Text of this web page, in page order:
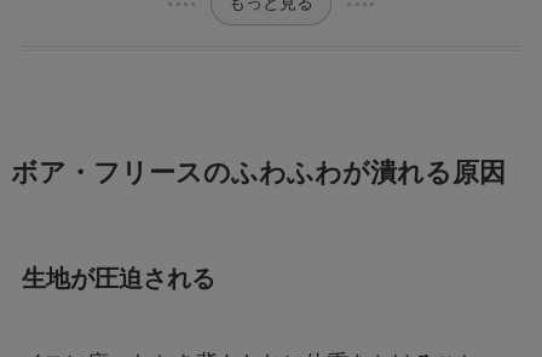
ボア・フリースのふわふわが潰れる原因
生地が圧迫される